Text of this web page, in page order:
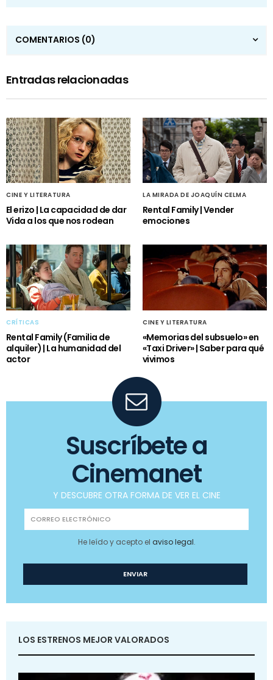
COMENTARIOS (0)
Entradas relacionadas
CINE Y LITERATURA
El erizo | La capacidad de dar
Vida a los que nos rodean
LA MIRADA DE JOAQUÍN CELMA
Rental Family | Vender
emociones
CRÍTICAS
Rental Family (Familia de
alquiler) | La humanidad del
actor
CINE Y LITERATURA
«Memorias del subsuelo» en
«Taxi Driver» | Saber para qué
vivimos
Suscríbete a
Cinemanet
Y DESCUBRE OTRA FORMA DE VER EL CINE
He leído y acepto el aviso legal.
LOS ESTRENOS MEJOR VALORADOS